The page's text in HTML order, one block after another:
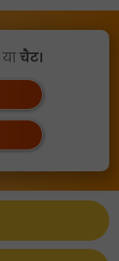
याचैट।